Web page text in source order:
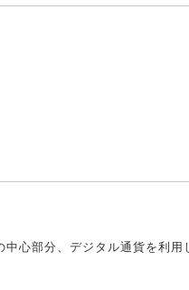
心部分、デジタル通貨を利用